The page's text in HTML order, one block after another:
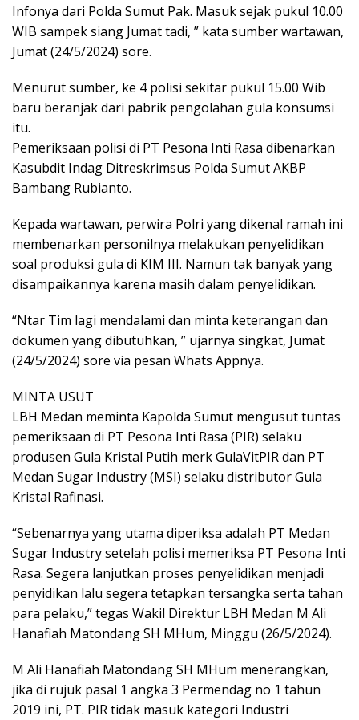
Infonya dari Polda Sumut Pak. Masuk sejak pukul 10.00
WIB sampek siang Jumat tadi, ” kata sumber wartawan,
Jumat (24/5/2024) sore.
Menurut sumber, ke 4 polisi sekitar pukul 15.00 Wib
baru beranjak dari pabrik pengolahan gula konsumsi
itu.
Pemeriksaan polisi di PT Pesona Inti Rasa dibenarkan
Kasubdit Indag Ditreskrimsus Polda Sumut AKBP
Bambang Rubianto.
Kepada wartawan, perwira Polri yang dikenal ramah ini
membenarkan personilnya melakukan penyelidikan
soal produksi gula di KIM III. Namun tak banyak yang
disampaikannya karena masih dalam penyelidikan.
“Ntar Tim lagi mendalami dan minta keterangan dan
dokumen yang dibutuhkan, ” ujarnya singkat, Jumat
(24/5/2024) sore via pesan Whats Appnya.
MINTA USUT
LBH Medan meminta Kapolda Sumut mengusut tuntas
pemeriksaan di PT Pesona Inti Rasa (PIR) selaku
produsen Gula Kristal Putih merk GulaVitPIR dan PT
Medan Sugar Industry (MSI) selaku distributor Gula
Kristal Rafinasi.
“Sebenarnya yang utama diperiksa adalah PT Medan
Sugar Industry setelah polisi memeriksa PT Pesona Inti
Rasa. Segera lanjutkan proses penyelidikan menjadi
penyidikan lalu segera tetapkan tersangka serta tahan
para pelaku,” tegas Wakil Direktur LBH Medan M Ali
Hanafiah Matondang SH MHum, Minggu (26/5/2024).
M Ali Hanafiah Matondang SH MHum menerangkan,
jika di rujuk pasal 1 angka 3 Permendag no 1 tahun
2019 ini, PT. PIR tidak masuk kategori Industri